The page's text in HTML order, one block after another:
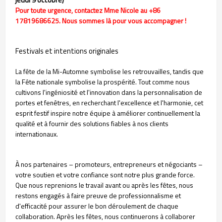
Pour toute urgence, contactez Mme Nicole au +86
17819686625. Nous sommes là pour vous accompagner !
Festivals et intentions originales
La fête de la Mi-Automne symbolise les retrouvailles, tandis que
la Fête nationale symbolise la prospérité. Tout comme nous
cultivons l'ingéniosité et l'innovation dans la personnalisation de
portes et fenêtres, en recherchant l'excellence et l'harmonie, cet
esprit festif inspire notre équipe à améliorer continuellement la
qualité et à fournir des solutions fiables à nos clients
internationaux.
À nos partenaires – promoteurs, entrepreneurs et négociants –
votre soutien et votre confiance sont notre plus grande force.
Que nous reprenions le travail avant ou après les fêtes, nous
restons engagés à faire preuve de professionnalisme et
d'efficacité pour assurer le bon déroulement de chaque
collaboration. Après les fêtes, nous continuerons à collaborer